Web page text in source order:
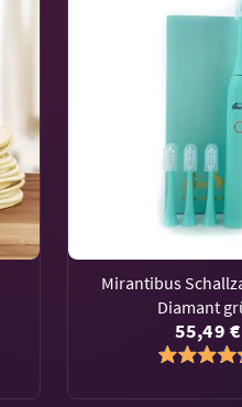
Mirantibus
Diamant
55,49 €